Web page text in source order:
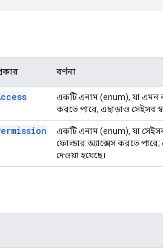
বর্ণনা
একটি এনাম (enum), যা এমন
করতে পারে, এছাড়াও সেইসব
একটি এনাম (enum), যা
ফোল্ডার অ্যাক্সেস করতে পারে;
দেওয়া হয়েছে।